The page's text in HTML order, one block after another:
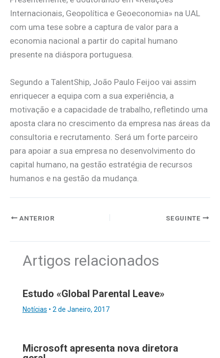
Internacionais, Geopolítica e Geoeconomia» na UAL
com uma tese sobre a captura de valor para a
economia nacional a partir do capital humano
presente na diáspora portuguesa.
Segundo a TalentShip, João Paulo Feijoo vai assim
enriquecer a equipa com a sua experiência, a
motivação e a capacidade de trabalho, refletindo uma
aposta clara no crescimento da empresa nas áreas da
consultoria e recrutamento. Será um forte parceiro
para apoiar a sua empresa no desenvolvimento do
capital humano, na gestão estratégia de recursos
humanos e na gestão da mudança.
ANTERIOR SEGUINTE
Artigos relacionados
Estudo «Global Parental Leave»
Notícias • 2 de Janeiro, 2017
Microsoft apresenta nova diretora